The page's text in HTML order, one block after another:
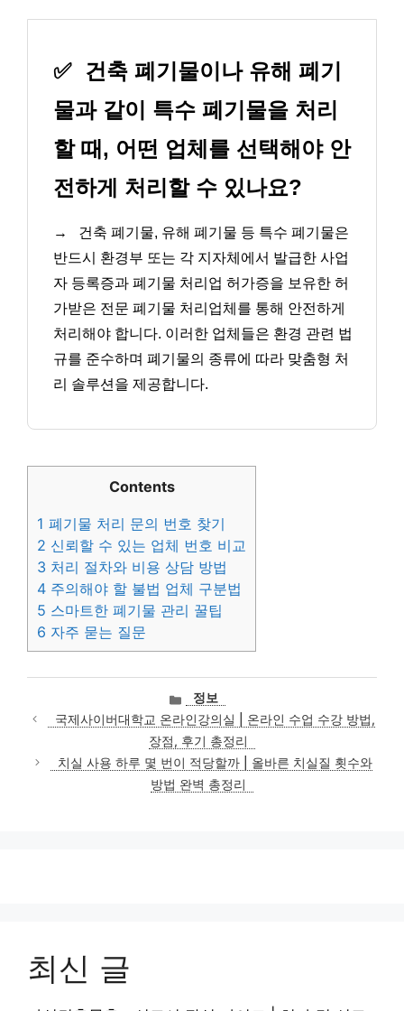
✅
건축 폐기물이나 유해 폐기
물과 같이 특수 폐기물을 처리
할 때, 어떤 업체를 선택해야 안
전하게 처리할 수 있나요?
→
건축 폐기물, 유해 폐기물 등 특수 폐기물은
반드시 환경부 또는 각 지자체에서 발급한 사업
자 등록증과 폐기물 처리업 허가증을 보유한 허
가받은 전문 폐기물 처리업체를 통해 안전하게
처리해야 합니다. 이러한 업체들은 환경 관련 법
규를 준수하며 폐기물의 종류에 따라 맞춤형 처
리 솔루션을 제공합니다.
Contents
1 폐기물 처리 문의 번호 찾기
2 신뢰할 수 있는 업체 번호 비교
3 처리 절차와 비용 상담 방법
4 주의해야 할 불법 업체 구분법
5 스마트한 폐기물 관리 꿀팁
6 자주 묻는 질문
카
테
고
리
정보
국제사이버대학교 온라인강의실 | 온라인 수업 수강 방법,
장점, 후기 총정리
치실 사용 하루 몇 번이 적당할까 | 올바른 치실질 횟수와
방법 완벽 총정리
최신 글